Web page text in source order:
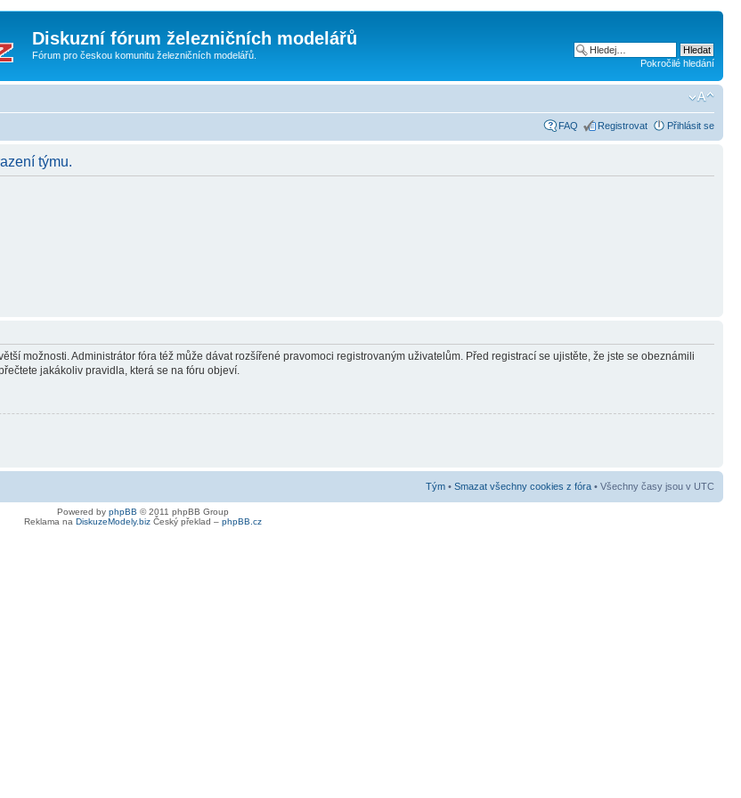
Diskuzní fórum železničních modelářů
Fórum pro českou komunitu železničních modelářů.
Pokročilé hledání
FAQ Registrovat Přihlásit se
týmu.
možnosti. Administrátor fóra též může dávat rozšířené pravomoci registrovaným uživatelům. Před registrací se ujistěte, že jste se obeznámili
jakákoliv pravidla, která se na fóru objeví.
Tým • Smazat všechny cookies z fóra • Všechny časy jsou v UTC
Powered by phpBB © 2011 phpBB Group
Reklama na DiskuzeModely.bizČeský překlad – phpBB.cz